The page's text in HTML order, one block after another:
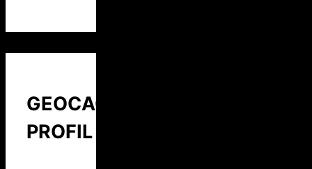
GEOCACHING
PROFIL